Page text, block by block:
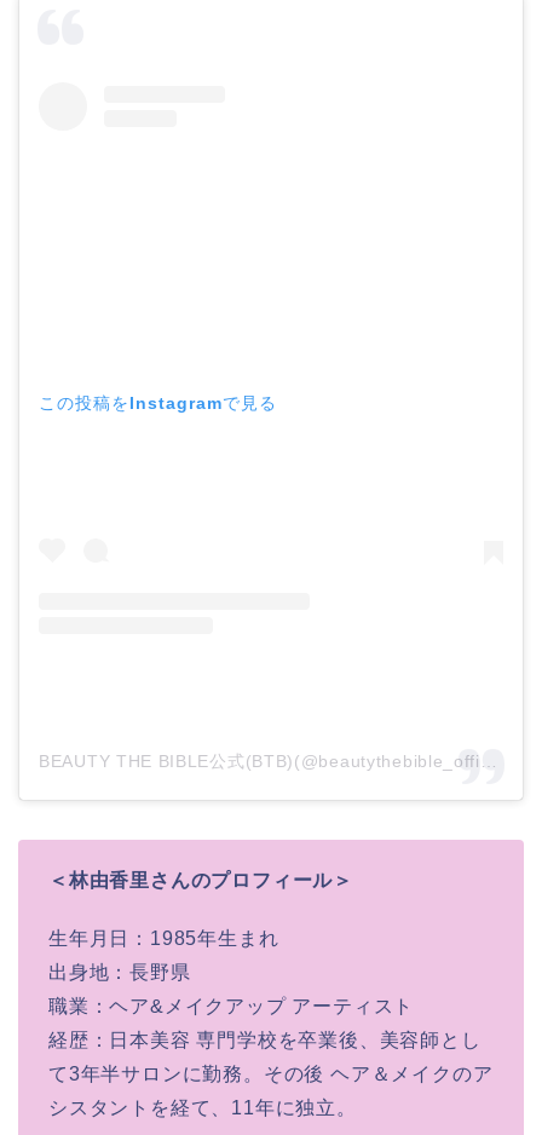
この投稿をInstagramで見る
＜林由香里さんのプロフィール＞
生年月日：1985年生まれ
出身地：長野県
職業：ヘア&メイクアップ アーティスト
経歴：日本美容 専門学校を卒業後、美容師とし
て3年半サロンに勤務。その後 ヘア＆メイクのア
シスタントを経て、11年に独立。